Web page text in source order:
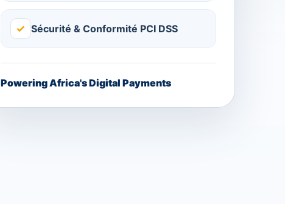
✓ Sécurité & Conformité PCI DSS
Powering Africa's Digital Payments